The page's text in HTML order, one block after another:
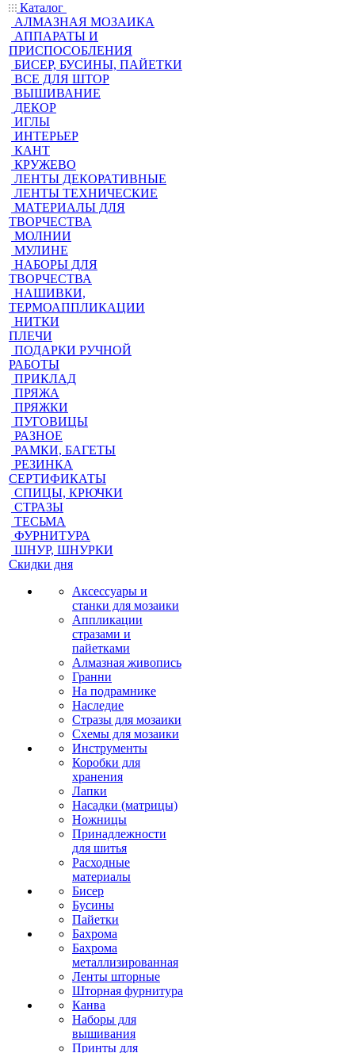
Каталог
АЛМАЗНАЯ МОЗАИКА
АППАРАТЫ И
ПРИСПОСОБЛЕНИЯ
БИСЕР, БУСИНЫ, ПАЙЕТКИ
ВСЕ ДЛЯ ШТОР
ВЫШИВАНИЕ
ДЕКОР
ИГЛЫ
ИНТЕРЬЕР
КАНТ
КРУЖЕВО
ЛЕНТЫ ДЕКОРАТИВНЫЕ
ЛЕНТЫ ТЕХНИЧЕСКИЕ
МАТЕРИАЛЫ ДЛЯ
ТВОРЧЕСТВА
МОЛНИИ
МУЛИНЕ
НАБОРЫ ДЛЯ
ТВОРЧЕСТВА
НАШИВКИ,
ТЕРМОАППЛИКАЦИИ
НИТКИ
ПЛЕЧИ
ПОДАРКИ РУЧНОЙ
РАБОТЫ
ПРИКЛАД
ПРЯЖА
ПРЯЖКИ
ПУГОВИЦЫ
РАЗНОЕ
РАМКИ, БАГЕТЫ
РЕЗИНКА
СЕРТИФИКАТЫ
СПИЦЫ, КРЮЧКИ
СТРАЗЫ
ТЕСЬМА
ФУРНИТУРА
ШНУР, ШНУРКИ
Скидки дня
Аксессуары и
станки для мозаики
Аппликации
стразами и
пайетками
Алмазная живопись
Гранни
На подрамнике
Наследие
Стразы для мозаики
Схемы для мозаики
Инструменты
Коробки для
хранения
Лапки
Насадки (матрицы)
Ножницы
Принадлежности
для шитья
Расходные
материалы
Бисер
Бусины
Пайетки
Бахрома
Бахрома
металлизированная
Ленты шторные
Шторная фурнитура
Канва
Наборы для
вышивания
Принты для